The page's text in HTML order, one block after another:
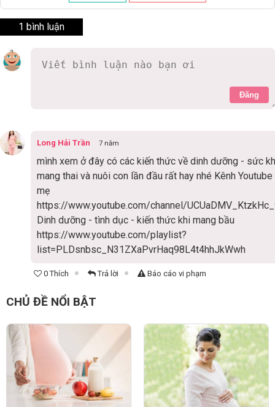
1 bình luận
Đăng
Long Hải Trần 7 năm
mình xem ở đây có các kiến thức về dinh dưỡng - sức
mang thai và nuôi con lần đầu rất hay nhé Kênh
mẹ
https://www.youtube.com/channel/
Dinh dưỡng - tình dục - kiến thức khi mang bầu
https://www.youtube.com/playlist?
list=PLDsnbsc_N31ZXaPvrHaq98L4t4hhJkWwh
0 Thích Trả lời Báo cáo vi phạm
CHỦ ĐỀ NỔI BẬT